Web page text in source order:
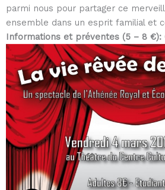
parmi nous pour partager ce
ensemble dans un esprit familial et
Informations et préventes (5 – 8 €):